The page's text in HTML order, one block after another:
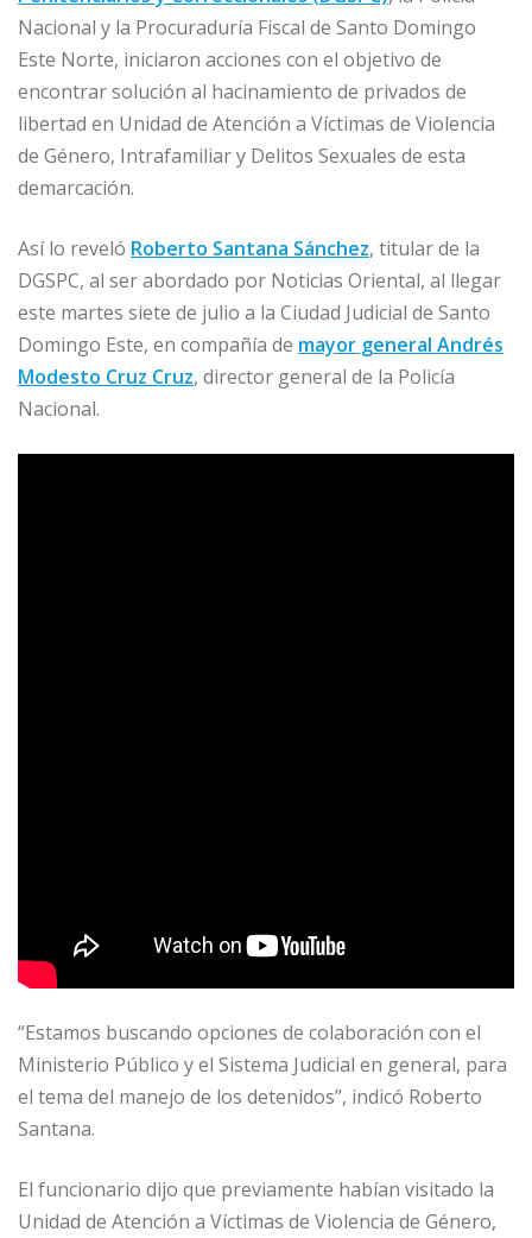
e
b
o
o
k
l e
dI
n
s
A
p
p
e
n
g
e
r
p
ar
ti
r
Nacional y la Procuraduría Fiscal de Santo Domingo
Este Norte, iniciaron acciones con el objetivo de
encontrar solución al hacinamiento de privados de
libertad en Unidad de Atención a Víctimas de Violencia
de Género, Intrafamiliar y Delitos Sexuales de esta
demarcación.
Así lo reveló Roberto Santana Sánchez, titular de la
DGSPC, al ser abordado por Noticias Oriental, al llegar
este martes siete de julio a la Ciudad Judicial de Santo
Domingo Este, en compañía de mayor general Andrés
Modesto Cruz Cruz, director general de la Policía
Nacional.
“Estamos buscando opciones de colaboración con el
Ministerio Público y el Sistema Judicial en general, para
el tema del manejo de los detenidos”, indicó Roberto
Santana.
El funcionario dijo que previamente habían visitado la
Unidad de Atención a Víctimas de Violencia de Género,